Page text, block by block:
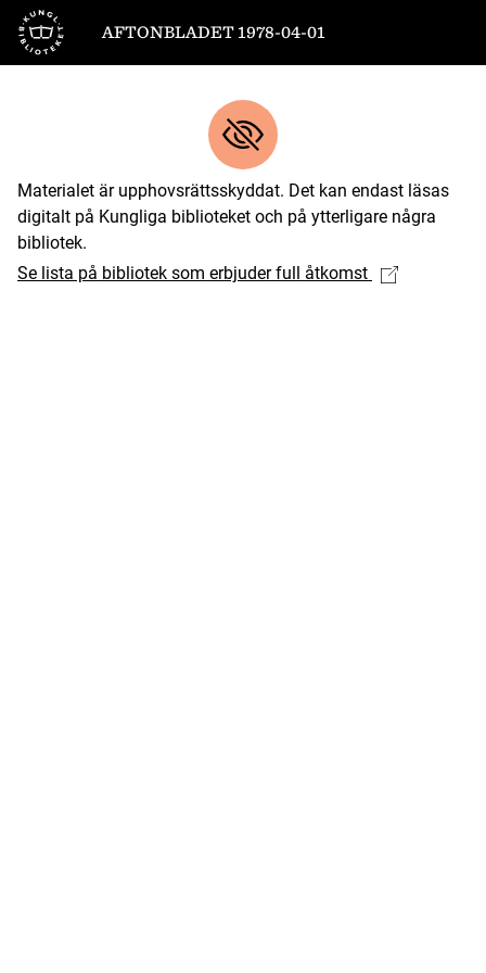
Till startsidan
AFTONBLADET 1978-04-01
Materialet är upphovsrättsskyddat. Det kan endast läsas
digitalt på Kungliga biblioteket och på ytterligare några
bibliotek.
Se lista på bibliotek som erbjuder full åtkomst